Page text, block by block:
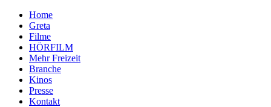
Home
Greta
Filme
HÖRFILM
Mehr Freizeit
Branche
Kinos
Presse
Kontakt